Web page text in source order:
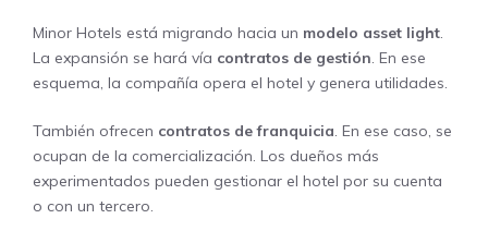
Minor Hotels está migrando hacia un modelo asset light.
La expansión se hará vía contratos de gestión. En ese
esquema, la compañía opera el hotel y genera utilidades.
También ofrecen contratos de franquicia. En ese caso, se
ocupan de la comercialización. Los dueños más
experimentados pueden gestionar el hotel por su cuenta
o con un tercero.